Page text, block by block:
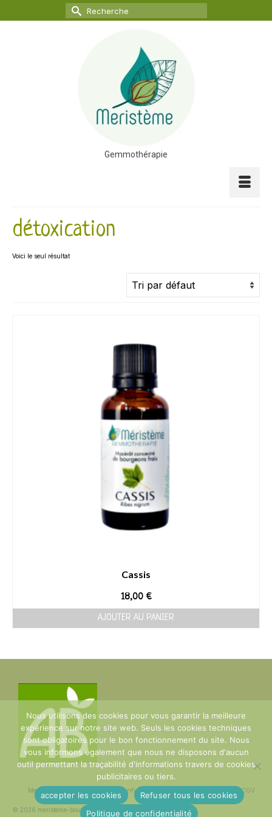
Rechercher :
Gemmothérapie
détoxication
Voici le seul résultat
Cassis
18,00 €
AJOUTER AU PANIER
Mentions Légales Politique de confidentialité CGV
© 2026 meristeme-boutique
Nous utilisons des cookies pour vous garantir la meilleure
expérience sur notre site web. Seuls les cookies techniques
sont obligatoires pour le bon fonctionnement du site. Nous
vous informons également que nous ne disposons d'aucun
outil permettant la traçabilité d'informations travers de cookies
publicitaires ou tiers.
accepter les cookies
Refuser tous les cookies
Politique de confidentialité